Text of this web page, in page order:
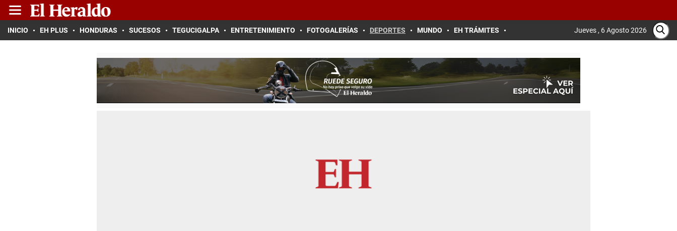
INICIO EH PLUS HONDURAS SUCESOS TEGUCIGALPA ENTRETENIMIENTO FOTOGALERÍAS DEPORTES MUNDO EH TRÁMITES Jueves , 6 Agosto 2026